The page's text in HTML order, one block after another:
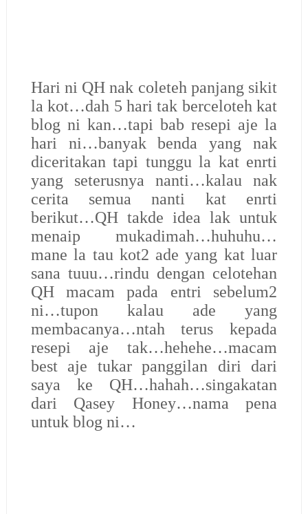
Hari ni QH nak coleteh panjang sikit
la kot…dah 5 hari tak berceloteh kat
blog ni kan…tapi bab resepi aje la
hari ni…banyak benda yang nak
diceritakan tapi tunggu la kat enrti
yang seterusnya nanti…kalau nak
cerita semua nanti kat enrti
berikut…QH takde idea lak untuk
menaip mukadimah…huhuhu…
mane la tau kot2 ade yang kat luar
sana tuuu…rindu dengan celotehan
QH macam pada entri sebelum2
ni…tupon kalau ade yang
membacanya…ntah terus kepada
resepi aje tak…hehehe…macam
best aje tukar panggilan diri dari
saya ke QH…hahah…singakatan
dari Qasey Honey…nama pena
untuk blog ni…